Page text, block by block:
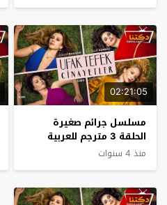
02:21:05
مسلسل جرائم صغيرة
الحلقة 3 مترجم للعربية
منذ 4 سنوات